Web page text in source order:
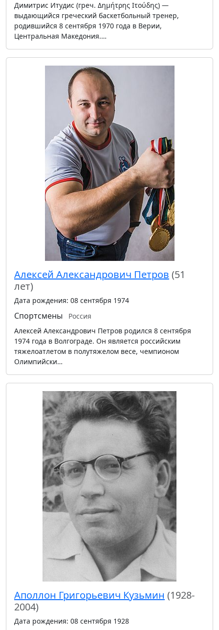
Димитрис Итудис (греч. Δημήτρης Ιτούδης) —
выдающийся греческий баскетбольный тренер,
родившийся 8 сентября 1970 года в Верии,
Центральная Македония.…
Алексей Александрович Петров (51
лет)
Дата рождения: 08 сентября 1974
Спортсмены
Россия
Алексей Александрович Петров родился 8 сентября
1974 года в Волгограде. Он является российским
тяжелоатлетом в полутяжелом весе, чемпионом
Олимпийски…
Аполлон Григорьевич Кузьмин (1928-
2004)
Дата рождения: 08 сентября 1928